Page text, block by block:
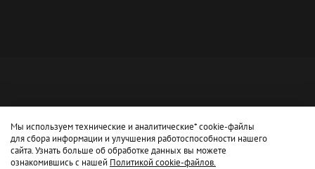
Мы используем технические и аналитические* cookie-файлы
для сбора информации и улучшения работоспособности нашего
сайта. Узнать больше об обработке данных вы можете
ознакомившись с нашей Политикой cookie-файлов.